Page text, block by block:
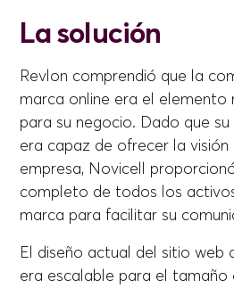
La solución
Revlon comprendió que la
marca online era el elemento
para su negocio. Dado que
era capaz de ofrecer la
empresa, Novicell
completo de todos los
marca para facilitar su
El diseño actual del sitio web
era escalable para el tamaño